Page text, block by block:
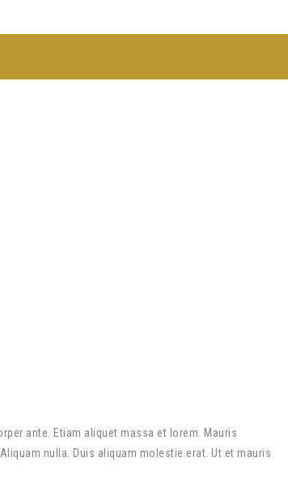
ante. Etiam aliquet massa et lorem. Mauris
nulla. Duis aliquam molestie erat. Ut et mauris